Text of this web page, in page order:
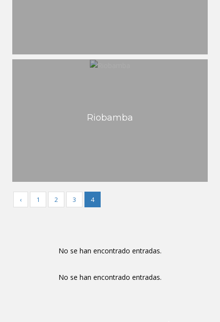
Riobamba
‹ 1 2 3 4
No se han encontrado entradas.
No se han encontrado entradas.